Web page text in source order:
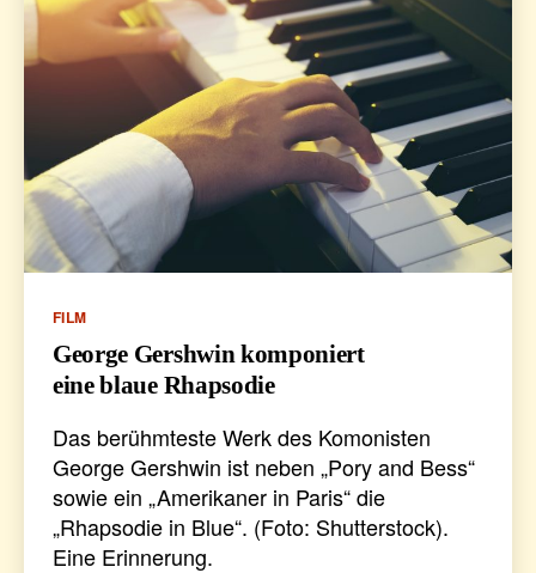
Kategorien
FILM
George Gershwin komponiert
eine blaue Rhapsodie
Das berühmteste Werk des Komonisten
George Gershwin ist neben „Pory and Bess“
sowie ein „Amerikaner in Paris“ die
„Rhapsodie in Blue“. (Foto: Shutterstock).
Eine Erinnerung.